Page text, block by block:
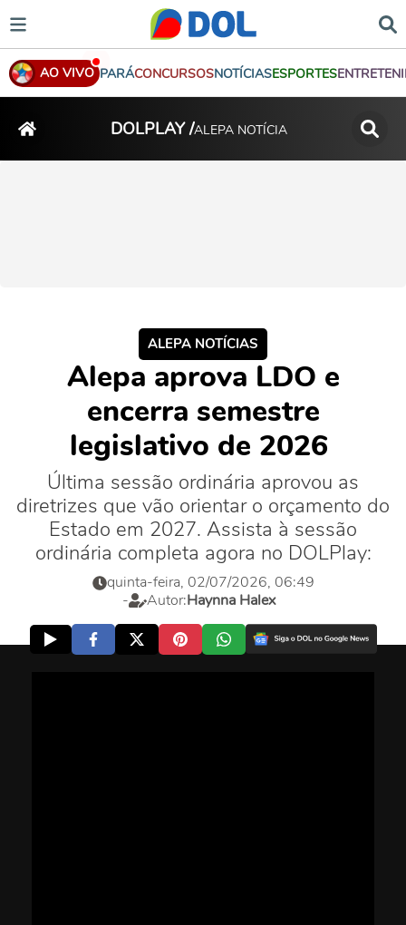
AO VIVO PARÁCONCURSOSNOTÍCIASESPORTES
DOLPLAY /ALEPA NOTÍCIA
ALEPA NOTÍCIAS
Alepa aprova LDO e
encerra semestre
legislativo de 2026
Última sessão ordinária aprovou as
diretrizes que vão orientar o orçamento do
Estado em 2027. Assista à sessão
ordinária completa agora no DOLPlay:
quinta-feira, 02/07/2026, 06:49
-
Autor:Haynna Halex